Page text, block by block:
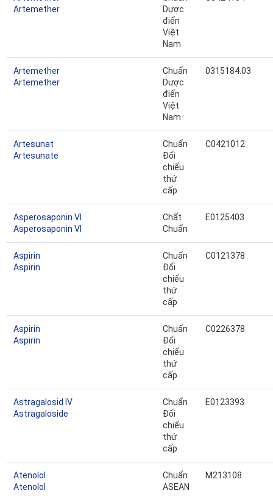
Artemether
Dược
điển
Việt
Nam
Artemether
Artemether
Chuẩn
Dược
điển
Việt
Nam
0315184.03
Artesunat
Artesunate
Chuẩn
Đối
chiếu
thứ
cấp
C0421012
Asperosaponin VI
Asperosaponin VI
Chất
Chuẩn
E0125403
Aspirin
Aspirin
Chuẩn
Đối
chiếu
thứ
cấp
C0121378
Aspirin
Aspirin
Chuẩn
Đối
chiếu
thứ
cấp
C0226378
Astragalosid IV
Astragaloside
Chuẩn
Đối
chiếu
thứ
cấp
E0123393
Atenolol
Atenolol
Chuẩn
ASEAN
M213108